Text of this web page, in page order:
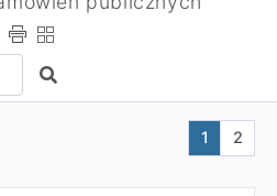
Szukaj
Aktualna
1 2